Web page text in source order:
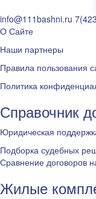
info@111bashni.ru
О Сайте
Наши партнеры
Правила пользования
Политика
Справочник
Юридическая
Подборка судебных
Сравнение договоров
Жилые